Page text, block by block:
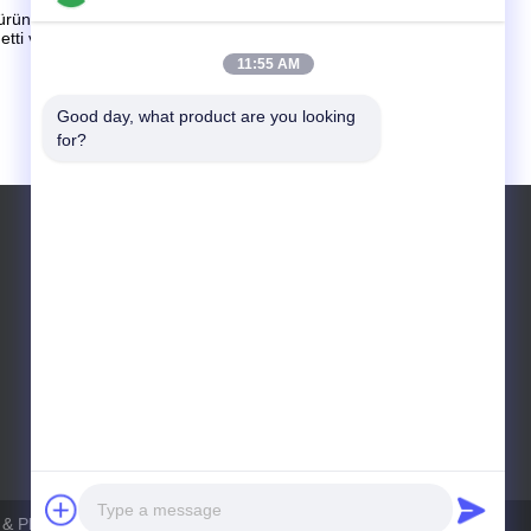
işleme sırasında kirlenmemiş kalmasını
ve bizimle işbirliğini sürdürüyor.
Technology Co.,Ltd . Tüm Hakları saklıdır.
11:55 AM
Good day, what product are you looking
for?